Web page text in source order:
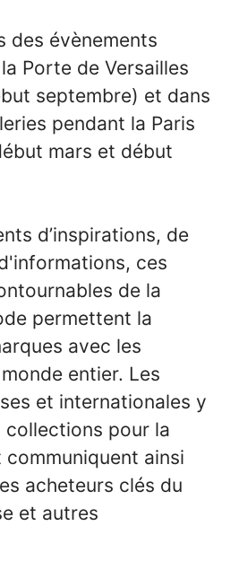
des évènements
Porte de Versailles
septembre) et dans
pendant la Paris
mars et début
d’inspirations, de
ces
de la
permettent la
avec les
entier. Les
et internationales y
collections pour la
ainsi
acheteurs clés du
et autres